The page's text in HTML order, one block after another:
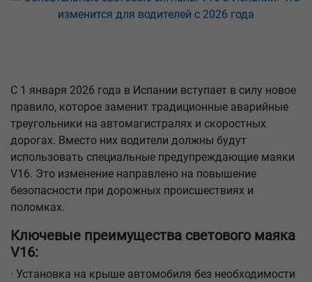
С 1 января 2026 года в Испании вступает в силу новое
правило, которое заменит традиционные аварийные
треугольники на автомагистралях и скоростных
дорогах. Вместо них водители должны будут
использовать специальные предупреждающие маяки
V16. Это изменение направлено на повышение
безопасности при дорожных происшествиях и
поломках.
Ключевые преимущества светового маяка
V16:
· Установка на крыше автомобиля без необходимости